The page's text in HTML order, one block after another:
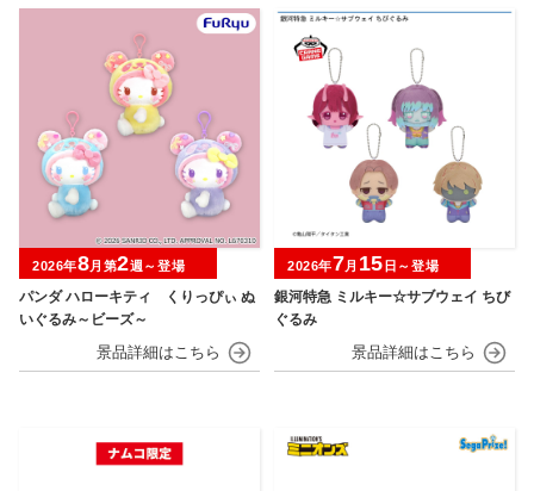
パンダ ハローキティ くりっぴぃ ぬ
いぐるみ～ビーズ～
2026年8月第2週～登場
銀河特急 ミルキー☆サブウェイ ちび
ぐるみ
2026年7月 15 日～登場